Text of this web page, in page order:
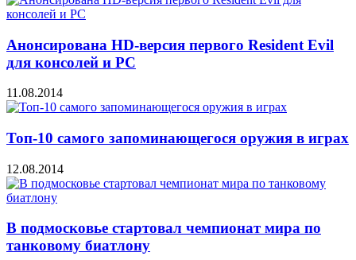
Анонсирована HD-версия первого Resident Evil
для консолей и PC
11.08.2014
Топ-10 самого запоминающегося оружия в играх
12.08.2014
В подмосковье стартовал чемпионат мира по
танковому биатлону